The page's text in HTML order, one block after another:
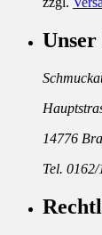
Unser
14776
Tel.